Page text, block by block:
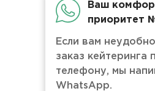
Ваш
приоритет
Если вам
заказ кейтеринга
телефону, мы
WhatsApp.